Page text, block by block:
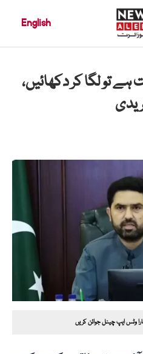
English
تو لگا کر دکھائیں،
وٹس ایپ چینل جوائن کریں